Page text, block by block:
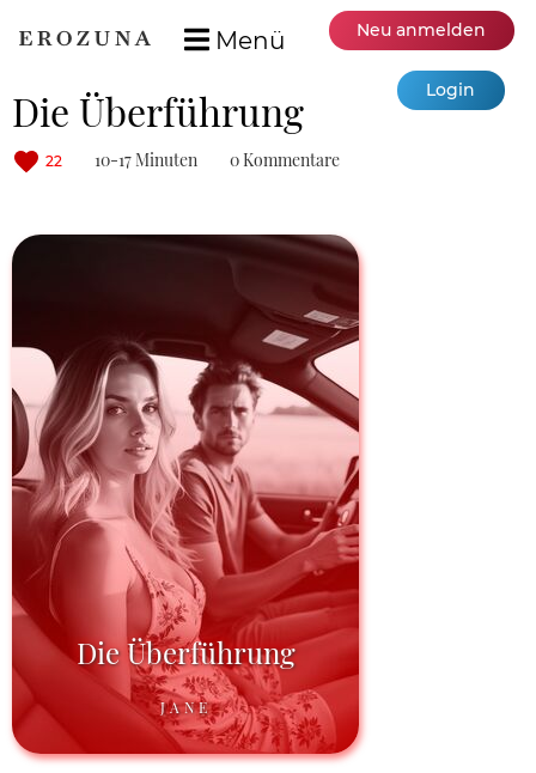
Menü Neu anmelden
Login
Die Überführung
22 10-17 Minuten 0 Kommentare
Die Überführung
JANE